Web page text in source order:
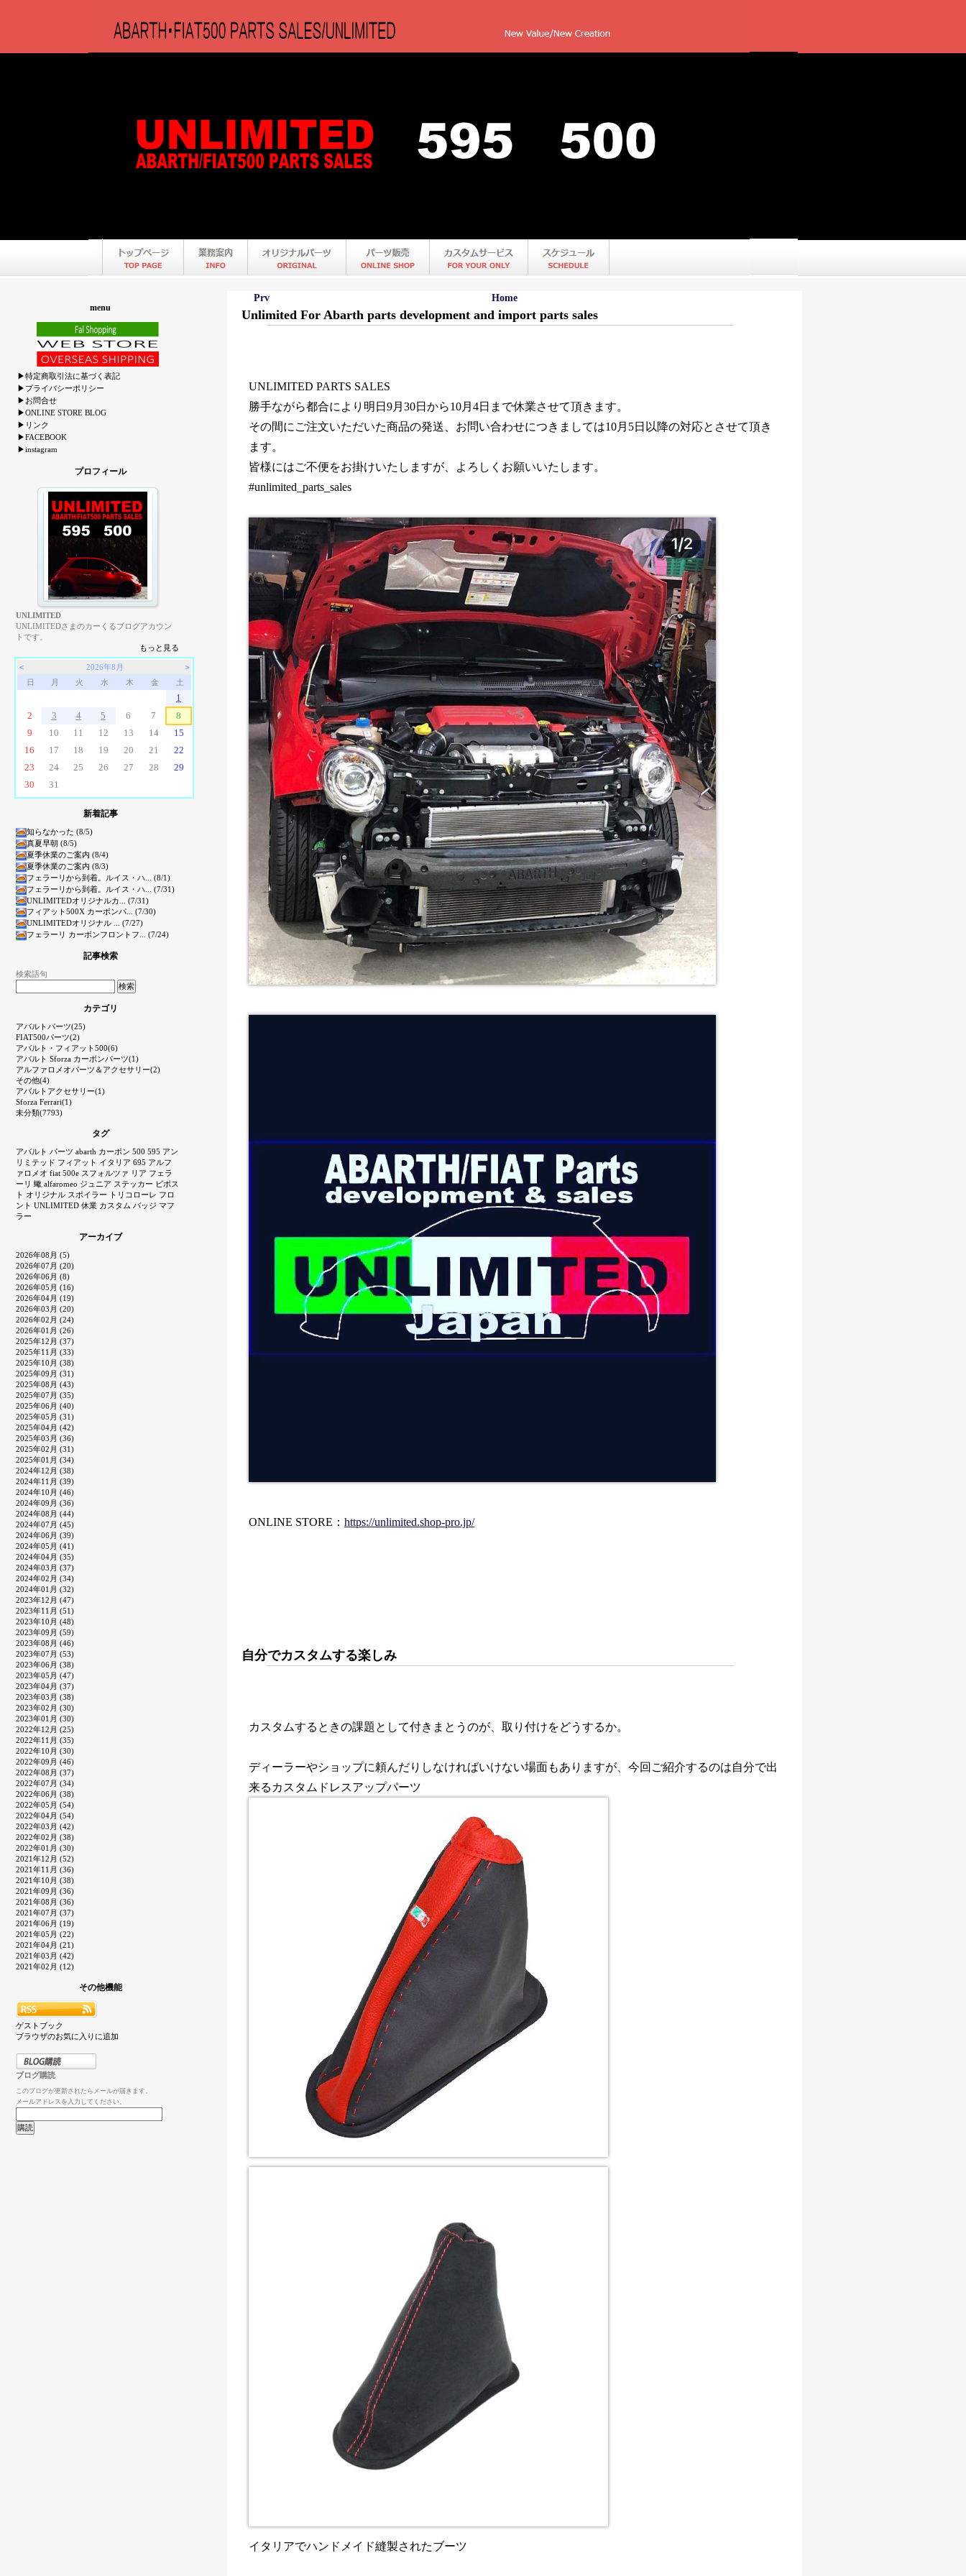
menu
▶特定商取引法に基づく表記
▶プライバシーポリシー
▶お問合せ
▶ONLINE STORE BLOG
▶リンク
▶FACEBOOK
▶instagram
プロフィール
UNLIMITED
UNLIMITEDさまのカーくるブログアカウン
トです。
もっと見る
＜ 2026年8月
＞
日
月 火 水 木 金 土
1
2
3 4 5 6 7
8
9
10 11 12 13 14
15
16
17 18 19 20 21
22
23
24 25 26 27 28
29
30
31
新着記事
知らなかった (8/5)
真夏早朝 (8/5)
夏季休業のご案内 (8/4)
夏季休業のご案内 (8/3)
フェラーリから到着。ルイス・ハ... (8/1)
フェラーリから到着。ルイス・ハ... (7/31)
UNLIMITEDオリジナルカ... (7/31)
フィアット500X カーボンパ... (7/30)
UNLIMITEDオリジナル ... (7/27)
フェラーリ カーボンフロントフ... (7/24)
記事検索
検索語句
カテゴリ
アバルトパーツ(25)
FIAT500パーツ(2)
アバルト・フィアット500(6)
アバルト Sforza カーボンパーツ(1)
アルファロメオパーツ＆アクセサリー(2)
その他(4)
アバルトアクセサリー(1)
Sforza Ferrari(1)
未分類(7793)
タグ
アバルト パーツ abarth カーボン 500 595 アン
リミテッド フィアット イタリア 695 アルフ
ァロメオ fiat 500e スフォルツァ リア フェラ
ーリ 蠍 alfaromeo ジュニア ステッカー ビポス
ト オリジナル スポイラー トリコローレ フロ
ント UNLIMITED 休業 カスタム バッジ マフ
ラー
アーカイブ
2026年08月 (5)
2026年07月 (20)
2026年06月 (8)
2026年05月 (16)
2026年04月 (19)
2026年03月 (20)
2026年02月 (24)
2026年01月 (26)
2025年12月 (37)
2025年11月 (33)
2025年10月 (38)
2025年09月 (31)
2025年08月 (43)
2025年07月 (35)
2025年06月 (40)
2025年05月 (31)
2025年04月 (42)
2025年03月 (36)
2025年02月 (31)
2025年01月 (34)
2024年12月 (38)
2024年11月 (39)
2024年10月 (46)
2024年09月 (36)
2024年08月 (44)
2024年07月 (45)
2024年06月 (39)
2024年05月 (41)
2024年04月 (35)
2024年03月 (37)
2024年02月 (34)
2024年01月 (32)
2023年12月 (47)
2023年11月 (51)
2023年10月 (48)
2023年09月 (59)
2023年08月 (46)
2023年07月 (53)
2023年06月 (38)
2023年05月 (47)
2023年04月 (37)
2023年03月 (38)
2023年02月 (30)
2023年01月 (30)
2022年12月 (25)
2022年11月 (35)
2022年10月 (30)
2022年09月 (46)
2022年08月 (37)
2022年07月 (34)
2022年06月 (38)
2022年05月 (54)
2022年04月 (54)
2022年03月 (42)
2022年02月 (38)
2022年01月 (30)
2021年12月 (52)
2021年11月 (36)
2021年10月 (38)
2021年09月 (36)
2021年08月 (36)
2021年07月 (37)
2021年06月 (19)
2021年05月 (22)
2021年04月 (21)
2021年03月 (42)
2021年02月 (12)
その他機能
ゲストブック
ブラウザのお気に入りに追加
ブログ購読
このブログが更新されたらメールが届きます。
メールアドレスを入力してください。
Prv Home
Unlimited For Abarth parts development and import parts sales
UNLIMITED PARTS SALES
勝手ながら都合により明日9月30日から10月4日まで休業させて頂きます。
その間にご注文いただいた商品の発送、お問い合わせにつきましては10月5日以降の対応とさせて頂き
ます。
皆様にはご不便をお掛けいたしますが、よろしくお願いいたします。
#unlimited_parts_sales
ONLINE STORE： https://unlimited.shop-pro.jp/
自分でカスタムする楽しみ
カスタムするときの課題として付きまとうのが、取り付けをどうするか。
ディーラーやショップに頼んだりしなければいけない場面もありますが、今回ご紹介するのは自分で出
来るカスタムドレスアップパーツ
イタリアでハンドメイド縫製されたブーツ